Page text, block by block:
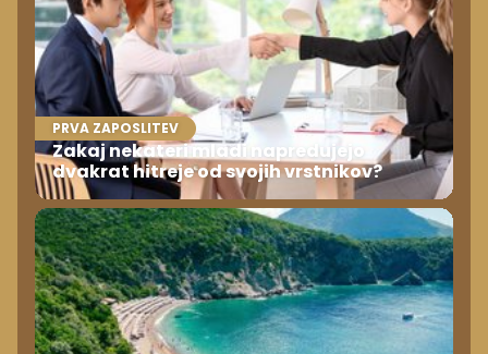
PRVA ZAPOSLITEV
Zakaj nekateri mladi napredujejo
dvakrat hitreje od svojih vrstnikov?